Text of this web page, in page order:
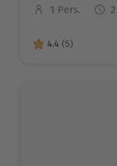
Anzahl der
1 Pers.
4.4 von 5
4.4 (5)